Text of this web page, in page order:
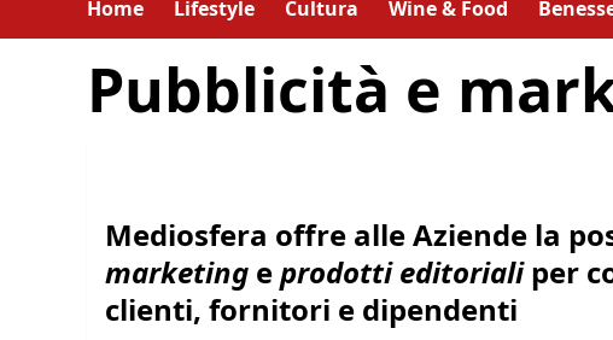
Home Lifestyle Cultura Wine & Food
Pubblicità e
Mediosfera offre alle Aziende la
marketing eprodotti editorialiper
clienti, fornitori e dipendenti